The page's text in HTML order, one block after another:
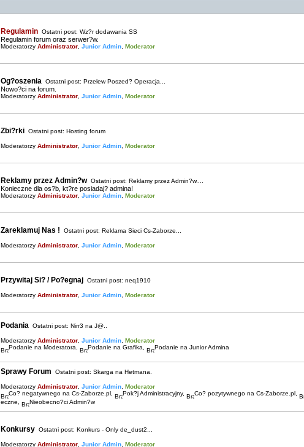
Regulamin Ostatni post: Wz?r dodawania SS
Regulamin forum oraz serwer?w.
Moderatorzy Administrator Junior Admin Moderator
Og?oszenia Ostatni post: Przelew Poszed? Operacja...
Nowo?ci na forum.
Moderatorzy Administrator Junior Admin Moderator
Zbi?rki Ostatni post: Hosting forum
Moderatorzy Administrator Junior Admin Moderator
Reklamy przez Admin?wOstatni post: Reklamy przez Admin?w....
Konieczne dla os?b, kt?re posiadaj? admina!
Moderatorzy Administrator Junior Admin Moderator
Zareklamuj Nas ! Ostatni post: Reklama Sieci Cs-Zaborze...
Moderatorzy Administrator Junior Admin Moderator
Przywitaj Si? / Po?egnaj Ostatni post: neq1910
Moderatorzy Administrator Junior Admin Moderator
Podania Ostatni post: Nirr3 na J@..
Moderatorzy Administrator Junior Admin Moderator
Podanie na Moderatora
Podanie na Grafika Podanie na Junior Admina
Sprawy Forum Ostatni post: Skarga na Hetmana.
Moderatorzy Administrator Junior Admin Moderator
Co? negatywnego na Cs-Zaborze.pl
Pok?j Administracyjny, Co? pozytywnego na Cs-Zaborze.pl
eczne
Nieobecno?ci Admin?w
Konkursy Ostatni post: Konkurs - Only de_dust2...
Moderatorzy Administrator Junior Admin Moderator